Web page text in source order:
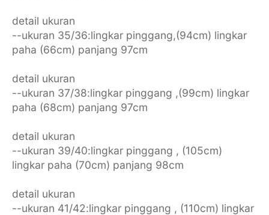
detail ukuran
--ukuran 35/36:lingkar pinggang,(94cm) lingkar
paha (66cm) panjang 97cm
detail ukuran
--ukuran 37/38:lingkar pinggang ,(99cm) lingkar
paha (68cm) panjang 97cm
detail ukuran
--ukuran 39/40:lingkar pinggang , (105cm)
lingkar paha (70cm) panjang 98cm
detail ukuran
--ukuran 41/42:lingkar pinggang , (110cm) lingkar